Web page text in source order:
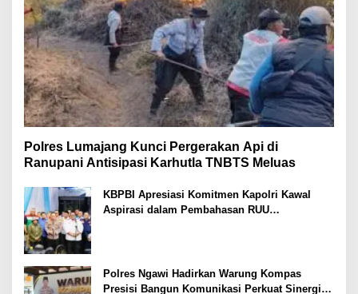
Polres Lumajang Kunci Pergerakan Api di
Ranupani Antisipasi Karhutla TNBTS Meluas
KBPBI Apresiasi Komitmen Kapolri Kawal
Aspirasi dalam Pembahasan RUU
Polres Ngawi Hadirkan Warung Kompas
Presisi Bangun Komunikasi Perkuat Sinergi